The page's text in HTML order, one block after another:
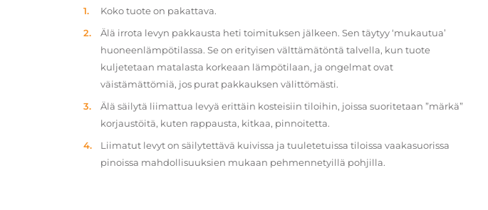
Koko tuote on pakattava.
Älä irrota levyn pakkausta heti toimituksen jälkeen. Sen täytyy ‘mukautua’
huoneenlämpötilassa. Se on erityisen välttämätöntä talvella, kun tuote
kuljetetaan matalasta korkeaan lämpötilaan, ja ongelmat ovat
väistämättömiä, jos purat pakkauksen välittömästi.
Älä säilytä liimattua levyä erittäin kosteisiin tiloihin, joissa suoritetaan ”märkä”
korjaustöitä, kuten rappausta, kitkaa, pinnoitetta.
Liimatut levyt on säilytettävä kuivissa ja tuuletetuissa tiloissa vaakasuorissa
pinoissa mahdollisuuksien mukaan pehmennetyillä pohjilla.